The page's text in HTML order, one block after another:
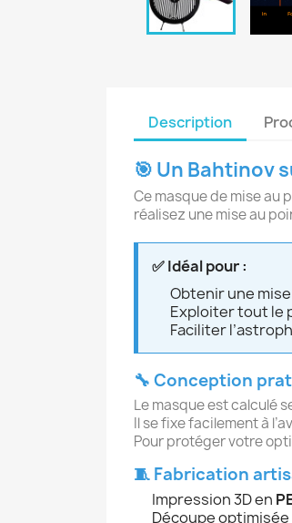
Description
🎯 Un Bahtinov
Ce masque de mise au
réalisez une mise au
✅ Idéal pour :
Obtenir une
Exploiter tout le
Faciliter
🔧 Conception
Le masque est calculé
Il se fixe facilement à
Pour protéger votre
🧵 Fabrication
Impression 3D en
Découpe